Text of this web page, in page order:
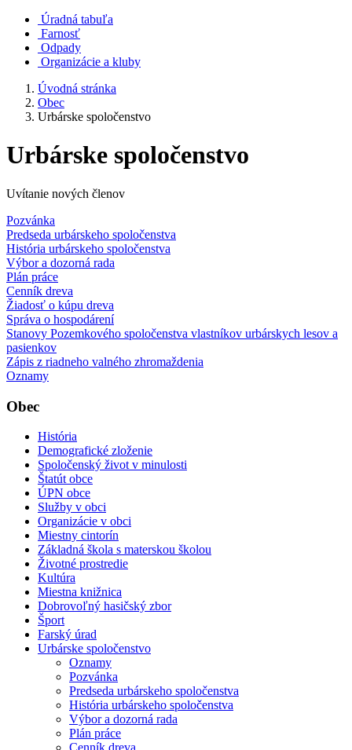
Úradná tabuľa
Farnosť
Odpady
Organizácie a kluby
Úvodná stránka
Obec
Urbárske spoločenstvo
Urbárske spoločenstvo
Uvítanie nových členov
Pozvánka
Predseda urbárskeho spoločenstva
História urbárskeho spoločenstva
Výbor a dozorná rada
Plán práce
Cenník dreva
Žiadosť o kúpu dreva
Správa o hospodárení
Stanovy Pozemkového spoločenstva vlastníkov urbárskych lesov a
pasienkov
Zápis z riadneho valného zhromaždenia
Oznamy
Obec
História
Demografické zloženie
Spoločenský život v minulosti
Štatút obce
ÚPN obce
Služby v obci
Organizácie v obci
Miestny cintorín
Základná škola s materskou školou
Životné prostredie
Kultúra
Miestna knižnica
Dobrovoľný hasičský zbor
Šport
Farský úrad
Urbárske spoločenstvo
Oznamy
Pozvánka
Predseda urbárskeho spoločenstva
História urbárskeho spoločenstva
Výbor a dozorná rada
Plán práce